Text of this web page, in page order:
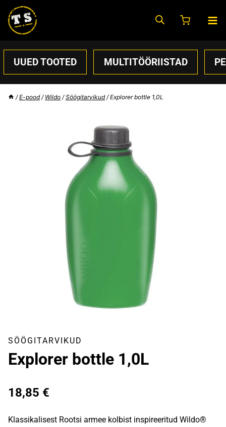
content
UUED TOOTED MULTITÖÖRIISTAD
/ E-pood / Wildo / Söögitarvikud / Explorer bottle 1,0L
SÖÖGITARVIKUD
Explorer bottle 1,0L
18,85 €
Klassikalisest Rootsi armee kolbist inspireeritud Wildo®